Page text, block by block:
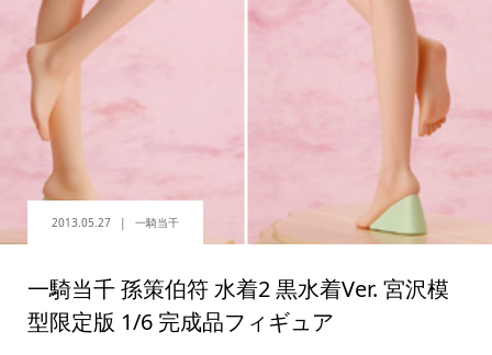
2013.05.27 一騎当千
一騎当千 孫策伯符 水着2 黒水着Ver. 宮沢模
型限定版 1/6 完成品フィギュア